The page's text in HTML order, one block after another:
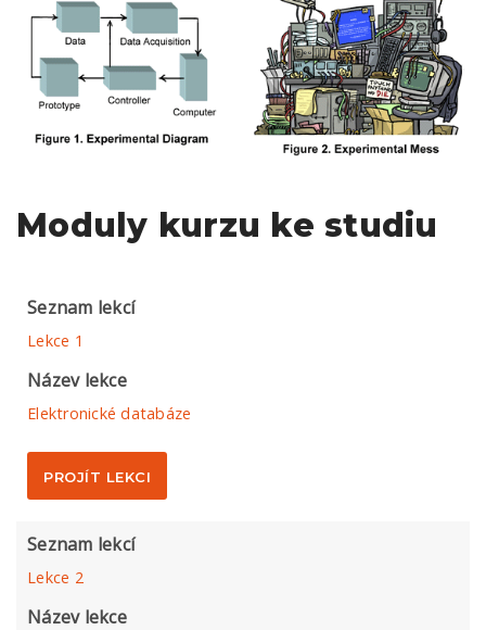
Moduly kurzu ke studiu
Seznam lekcí
Lekce 1
Název lekce
Elektronické databáze
PROJÍT LEKCI
Seznam lekcí
Lekce 2
Název lekce